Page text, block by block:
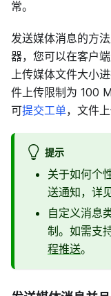
常。
发送媒体消息的方
器，您可以在客户
上传媒体文件大小
件上传限制为 100
可提交工单，文件
提示
关于如何个
送通知，详
自定义消息
制。如需支
程推送。